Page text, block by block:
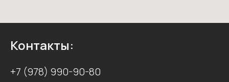
Контакты:
+7 (978) 990-90-80